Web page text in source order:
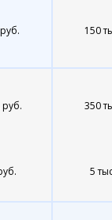
150
руб. 350
5